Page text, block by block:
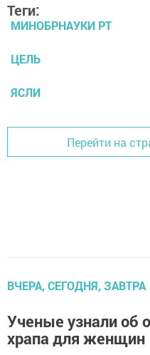
Теги:
МИНОБРНАУКИ РТ
ЦЕЛЬ
ЯСЛИ
Перейти на
ВЧЕРА, СЕГОДНЯ, ЗАВТРА
Ученые узнали об
храпа для женщин